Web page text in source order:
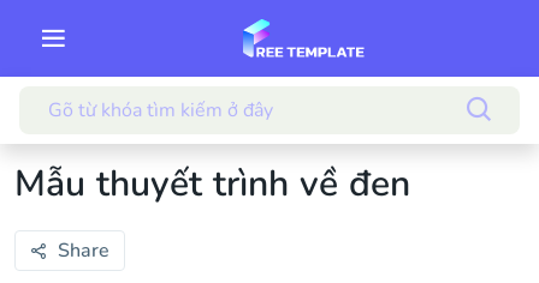
Mẫu thuyết trình về đen
Share